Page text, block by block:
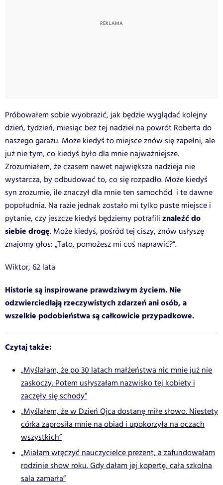
Próbowałem sobie wyobrazić, jak będzie wyglądać kolejny
dzień, tydzień, miesiąc bez tej nadziei na powrót Roberta do
naszego garażu. Może kiedyś to miejsce znów się zapełni, ale
już nie tym, co kiedyś było dla mnie najważniejsze.
Zrozumiałem, że czasem nawet największa nadzieja nie
wystarcza, by odbudować to, co się rozpadło. Może kiedyś
syn zrozumie, ile znaczył dla mnie ten samochód i te dawne
popołudnia. Na razie jednak zostało mi tylko puste miejsce i
pytanie, czy jeszcze kiedyś będziemy potrafili znaleźć do
siebie drogę. Może kiedyś, pośród tej ciszy, znów usłyszę
znajomy głos: „Tato, pomożesz mi coś naprawić?”.
Wiktor, 62 lata
Historie są inspirowane prawdziwym życiem. Nie
odzwierciedlają rzeczywistych zdarzeń ani osób, a
wszelkie podobieństwa są całkowicie przypadkowe.
Czytaj także:
„Myślałam, że po 30 latach małżeństwa nic mnie już nie
zaskoczy. Potem usłyszałam nazwisko tej kobiety i
zaczęły się schody”
„Myślałem, że w Dzień Ojca dostanę miłe słowo. Niestety
córka zaprosiła mnie na obiad i upokorzyła na oczach
wszystkich”
„Miałam wręczyć nauczycielce prezent, a zafundowałam
rodzinie show roku. Gdy dałam jej kopertę, cała szkolna
sala zamarła”